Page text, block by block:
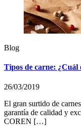
Blog
Tipos de carne: ¿Cuál
26/03/2019
El gran surtido de
garantía de calidad y
COREN […]